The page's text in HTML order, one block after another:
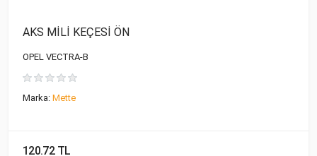
AKS MİLİ KEÇESİ ÖN
OPEL VECTRA-B
Marka: Mette
120.72 TL